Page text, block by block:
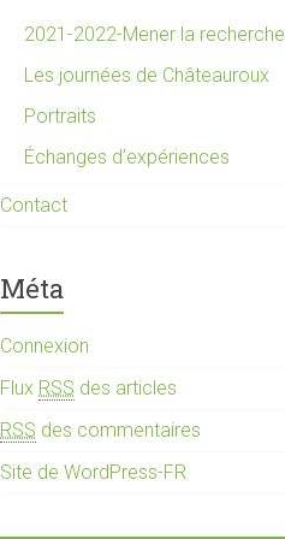
2021-2022-Mener la recherche
Les journées de Châteauroux
Portraits
Échanges d’expériences
Contact
Méta
Connexion
Flux RSS des articles
RSS des commentaires
Site de WordPress-FR